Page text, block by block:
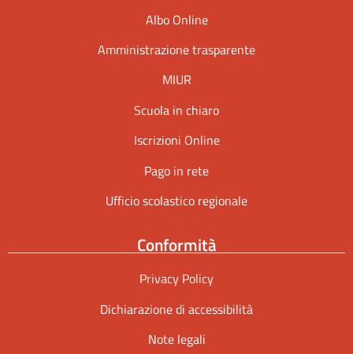
Albo Online
Amministrazione trasparente
MIUR
Scuola in chiaro
Iscrizioni Online
Pago in rete
Ufficio scolastico regionale
Conformità
Privacy Policy
Dichiarazione di accessibilità
Note legali